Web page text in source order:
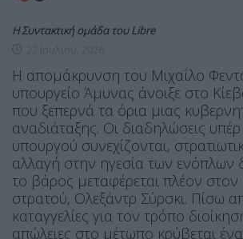
Η Συντακτική ομάδα του Libre
Η απομάκρυνση του Μιχαΐλο
υπουργείο Άμυνας άνοιξε στο
που ξεπερνά τα όρια μιας
αναδιάταξης. Οι διαδηλώσεις
υπουργού συνεχίζονται,
αλλαγή στην ηγεσία των ενόπλων
το βάρος μεταφέρεται πλέον
στρατού, Ολεξάντρ Σύρσκι. Πίσω
καταγγελίες για τον τρόπο
απώλειες στο μέτωπο κρύβεται